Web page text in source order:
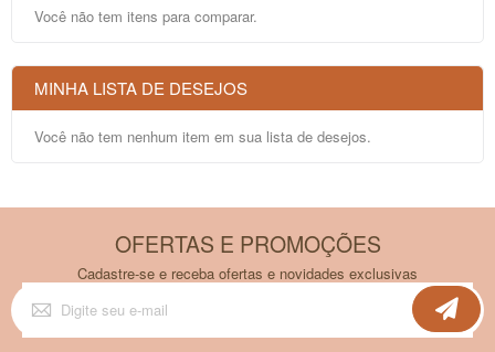
Você não tem itens para comparar.
MINHA LISTA DE DESEJOS
Você não tem nenhum item em sua lista de desejos.
OFERTAS E PROMOÇÕES
Cadastre-se e receba ofertas e novidades exclusivas
Inscreva-
se
na